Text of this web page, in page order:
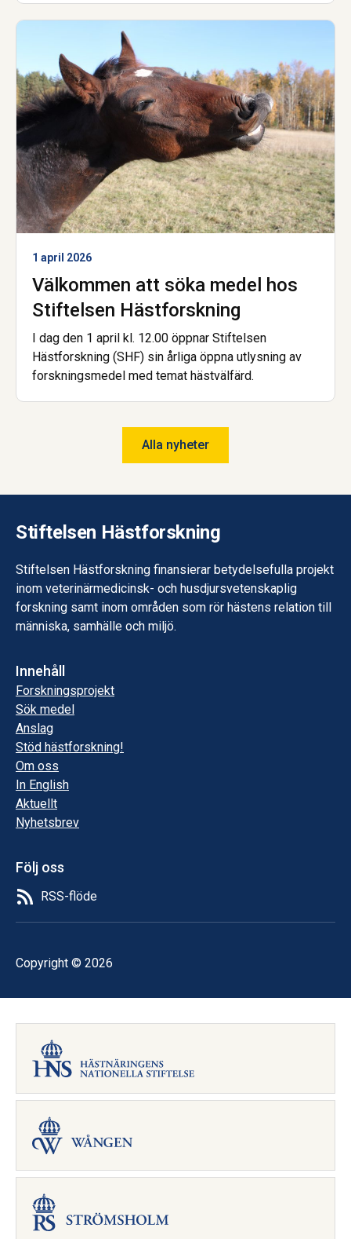
potentialen. Slutsatsen är att viljan finns, men många
vet inte hur de ska gå från ord till handling.
1 april 2026
Välkommen att söka medel hos
Stiftelsen Hästforskning
I dag den 1 april kl. 12.00 öppnar Stiftelsen
Hästforskning (SHF) sin årliga öppna utlysning av
forskningsmedel med temat hästvälfärd.
Alla nyheter
Stiftelsen Hästforskning
Stiftelsen Hästforskning finansierar betydelsefulla projekt
inom veterinärmedicinsk- och husdjursvetenskaplig
forskning samt inom områden som rör hästens relation till
människa, samhälle och miljö.
Innehåll
Forskningsprojekt
Sök medel
Anslag
Stöd hästforskning!
Om oss
In English
Aktuellt
Nyhetsbrev
Följ oss
RSS-flöde
Copyright © 2026